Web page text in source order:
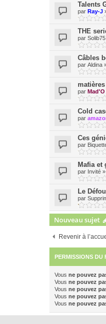
Talents
par Ray-J
THE
par Solib75
Câbles
par Aldina
par Mad'O
Cold
par
Ces
par
Mafia et
par Invité »
Le
par
Nouveau sujet
Revenir à
PERMISSIONS DU
Vous ne pouvez
Vous ne pouvez
Vous ne pouvez
Vous ne pouvez
Vous ne pouvez